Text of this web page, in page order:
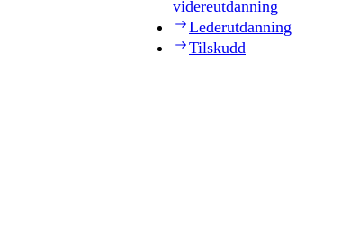
videreutdanning
Lederutdanning
Tilskudd